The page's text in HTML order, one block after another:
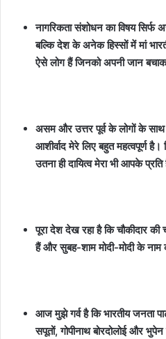
नागरिकता संशोधन का विषय सिर्फ
बल्कि देश के अनेक हिस्सों में मां
ऐसे लोग हैं जिनको अपनी जान
असम और उत्तर पूर्व के लोगों के
आशीर्वाद मेरे लिए बहुत महत्वपूर्ण
उतना ही दायित्व मेरा भी आपके प्रति
पूरा देश देख रहा है कि चौकीदार
हैं और सुबह-शाम मोदी-मोदी के नाम
आज मुझे गर्व है कि भारतीय जनता
सपूतों, गोपीनाथ बोरदोलोई और